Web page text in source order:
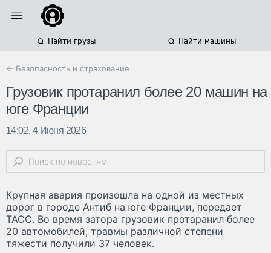
Найти грузы Найти машины
← Безопасность и страхование
Грузовик протаранил более 20 машин на
юге Франции
14:02, 4 Июня 2026
Крупная авария произошла на одной из местных
дорог в городе Антиб на юге Франции, передает
ТАСС. Во время затора грузовик протаранил более
20 автомобилей, травмы различной степени
тяжести получили 37 человек.